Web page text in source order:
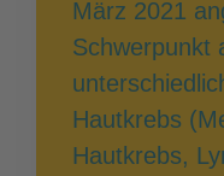
März 2021
Schwerpunkt
Hautkrebs
Hautkrebs,